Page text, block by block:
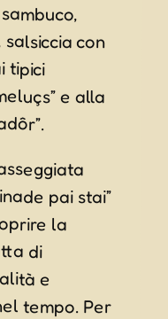
pai stai”
la
fatta di
e
Per